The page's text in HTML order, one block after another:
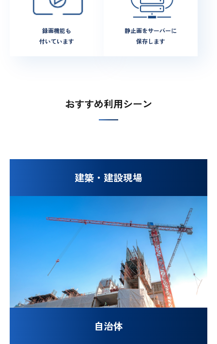
録画機能も
付いています
静止画をサーバーに
保存します
おすすめ利用シーン
建築・建設現場
自治体